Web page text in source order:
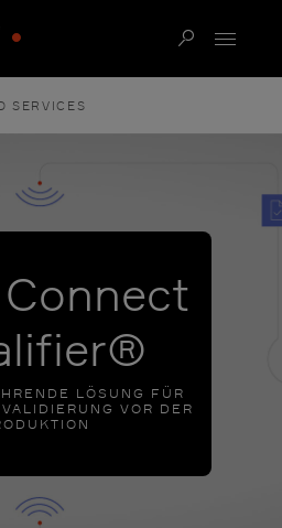
SERVICES
LÖSUNG FÜR
VOR DER